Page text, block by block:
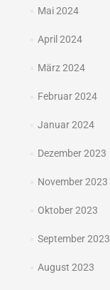
Mai 2024
April 2024
März 2024
Februar 2024
Januar 2024
Dezember 2023
November 2023
Oktober 2023
September 2023
August 2023